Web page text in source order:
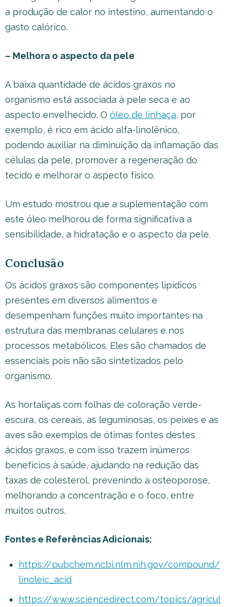
a produção de calor no intestino, aumentando o
gasto calórico.
– Melhora o aspecto da pele
A baixa quantidade de ácidos graxos no
organismo está associada à pele seca e ao
aspecto envelhecido. O óleo de linhaça, por
exemplo, é rico em ácido alfa-linolênico,
podendo auxiliar na diminuição da inflamação das
células da pele, promover a regeneração do
tecido e melhorar o aspecto físico.
Um estudo mostrou que a suplementação com
este óleo melhorou de forma significativa a
sensibilidade, a hidratação e o aspecto da pele.
Conclusão
Os ácidos graxos são componentes lipídicos
presentes em diversos alimentos e
desempenham funções muito importantes na
estrutura das membranas celulares e nos
processos metabólicos. Eles são chamados de
essenciais pois não são sintetizados pelo
organismo.
As hortaliças com folhas de coloração verde-
escura, os cereais, as leguminosas, os peixes e as
aves são exemplos de ótimas fontes destes
ácidos graxos, e com isso trazem inúmeros
benefícios à saúde, ajudando na redução das
taxas de colesterol, prevenindo a osteoporose,
melhorando a concentração e o foco, entre
muitos outros.
Fontes e Referências Adicionais:
https://pubchem.ncbi.nlm.nih.gov/compound/
linoleic_acid
https://www.sciencedirect.com/topics/agricul